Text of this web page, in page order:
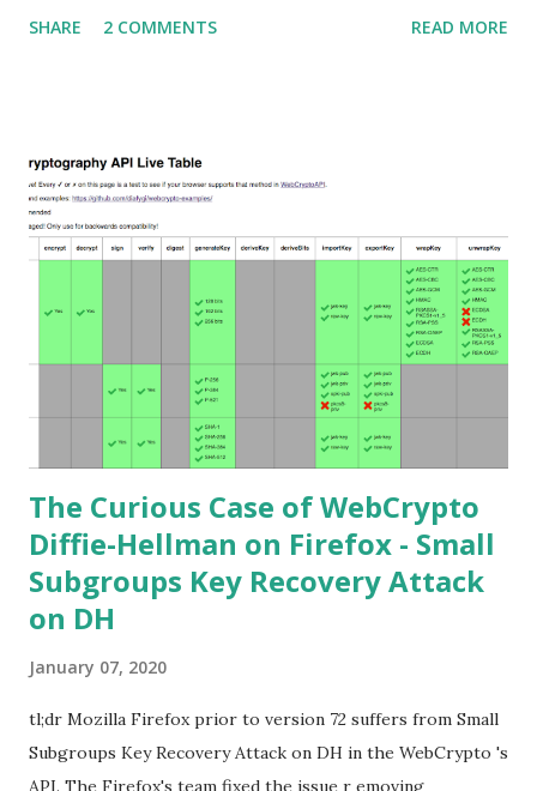
Attack . This would allow an attacker to completely recover
private key. Premise In this blog post I assume you are
already knowledgeable about elliptic curves and their use in
cryptography. If not Nick Sullivan 's A (Relatively Easy To
Understand) Primer on Elliptic Curve Cryptography or
Andrea Corbellini's series Elliptic Curve Cryptography:
finite fields and discrete logarithms are great starting
points. Then if you further want to climb the elliptic
learning curve including the related attacks you might also
want to visit https://s...
SHARE 2 COMMENTS READ MORE
The Curious Case of WebCrypto
Diffie-Hellman on Firefox - Small
Subgroups Key Recovery Attack
on DH
January 07, 2020
tl;dr Mozilla Firefox prior to version 72 suffers from Small
Subgroups Key Recovery Attack on DH in the WebCrypto 's
API. The Firefox's team fixed the issue r emoving